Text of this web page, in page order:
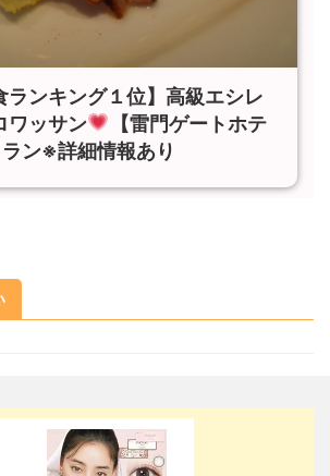
ランキング１位】高級エシレ
ワッサン
【雷門ゲートホテ
ン※詳細情報あり